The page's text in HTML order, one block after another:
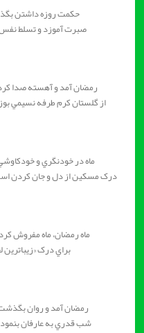
حکمت روزه داشتن
صبرت آموزد و تسلط نفس
رمضان آمد و آهسته صدا
از گلستان کرم طرفه نسيمي
ماه در خودنگري و
درک مسکين از دل و جان کردن
ماه رمضان، ماه مفروش
براي درک «زيباترين
رمضان آمد و روان
شب قدري به عارفان بنمود